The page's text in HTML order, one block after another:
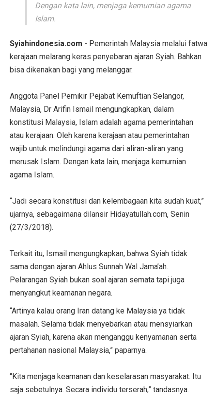
Dengan kata lain, menjaga kemurnian agama
Islam.
Syiahindonesia.com - Pemerintah Malaysia melalui fatwa
kerajaan melarang keras penyebaran ajaran Syiah. Bahkan
bisa dikenakan bagi yang melanggar.
Anggota Panel Pemikir Pejabat Kemuftian Selangor,
Malaysia, Dr Arifin Ismail mengungkapkan, dalam
konstitusi Malaysia, Islam adalah agama pemerintahan
atau kerajaan. Oleh karena kerajaan atau pemerintahan
wajib untuk melindungi agama dari aliran-aliran yang
merusak Islam. Dengan kata lain, menjaga kemurnian
agama Islam.
“Jadi secara konstitusi dan kelembagaan kita sudah kuat,”
ujarnya, sebagaimana dilansir Hidayatullah.com, Senin
(27/3/2018).
Terkait itu, Ismail mengungkapkan, bahwa Syiah tidak
sama dengan ajaran Ahlus Sunnah Wal Jama’ah.
Pelarangan Syiah bukan soal ajaran semata tapi juga
menyangkut keamanan negara.
“Artinya kalau orang Iran datang ke Malaysia ya tidak
masalah. Selama tidak menyebarkan atau mensyiarkan
ajaran Syiah, karena akan menganggu kenyamanan serta
pertahanan nasional Malaysia,” paparnya.
“Kita menjaga keamanan dan keselarasan masyarakat. Itu
saja sebetulnya. Secara individu terserah,” tandasnya.